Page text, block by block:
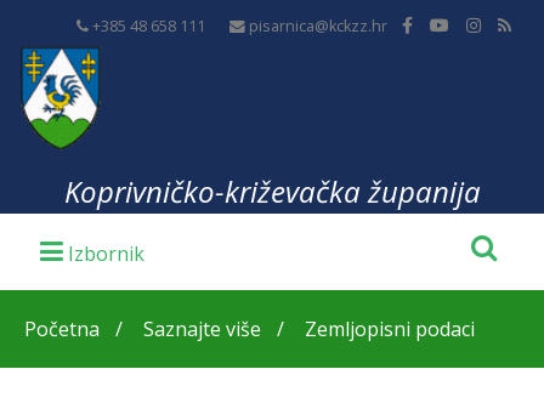
+385 48 658 111 pisarnica@kckzz.hr
Koprivničko-križevačka županija
Početna Saznajte više Zemljopisni podaci